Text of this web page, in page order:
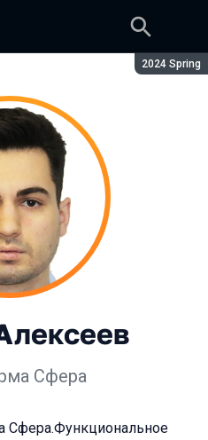
Сезон:
2024 Spring
Сфера
Сфера.Функциональное